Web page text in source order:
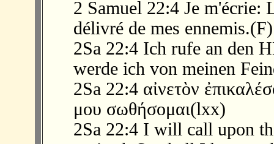
2 Samuel 22:4 Je m'écrie:
délivré de mes ennemis.(F)
2Sa 22:4 Ich rufe an den
werde ich von meinen
2Sa 22:4 αἰνετὸν
μου σωθήσομαι(lxx)
2Sa 22:4 I will call upon